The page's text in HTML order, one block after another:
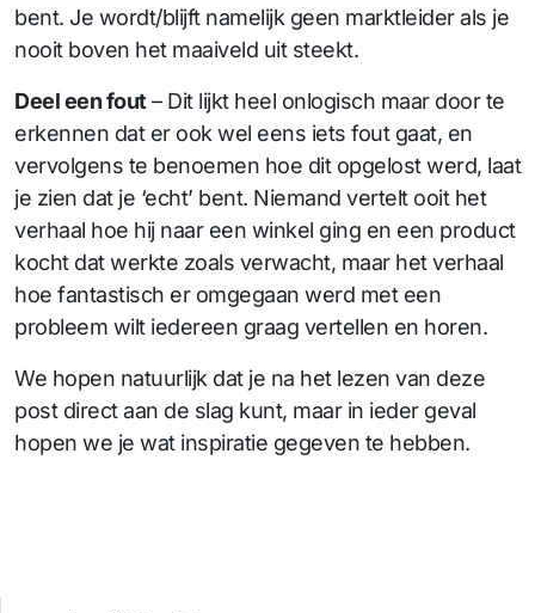
bent. Je wordt/blijft namelijk geen marktleider als je
nooit boven het maaiveld uit steekt.
Deel een fout – Dit lijkt heel onlogisch maar door te
erkennen dat er ook wel eens iets fout gaat, en
vervolgens te benoemen hoe dit opgelost werd, laat
je zien dat je ‘echt’ bent. Niemand vertelt ooit het
verhaal hoe hij naar een winkel ging en een product
kocht dat werkte zoals verwacht, maar het verhaal
hoe fantastisch er omgegaan werd met een
probleem wilt iedereen graag vertellen en horen.
We hopen natuurlijk dat je na het lezen van deze
post direct aan de slag kunt, maar in ieder geval
hopen we je wat inspiratie gegeven te hebben.